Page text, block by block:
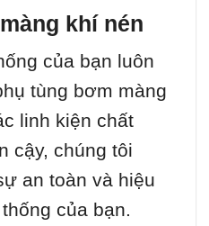
khí nén
của bạn luôn
tùng bơm màng
linh kiện chất
cậy, chúng tôi
an toàn và hiệu
của bạn.